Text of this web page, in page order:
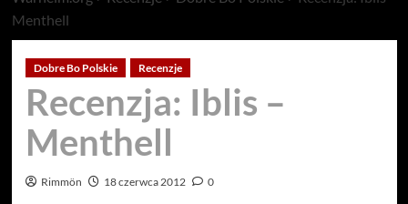
Menthell
Dobre Bo Polskie Recenzje
Recenzja: Iblis –
Menthell
Rimmön 18 czerwca 2012 0